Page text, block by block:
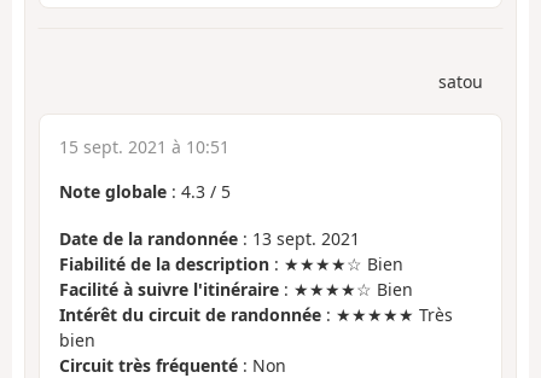
satou
15 sept. 2021 à 10:51
Note globale : 4.3 / 5
Date de la randonnée : 13 sept. 2021
Fiabilité de la description : ★★★★☆ Bien
Facilité à suivre l'itinéraire : ★★★★☆ Bien
Intérêt du circuit de randonnée : ★★★★★ Très
bien
Circuit très fréquenté : Non